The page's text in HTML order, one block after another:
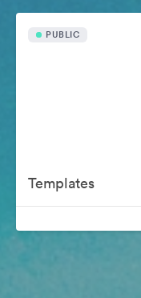
PUBLIC
Templates